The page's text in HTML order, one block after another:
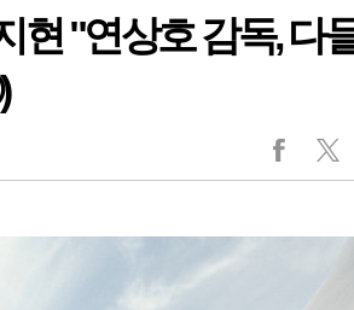
현 "연상호 감독, 다